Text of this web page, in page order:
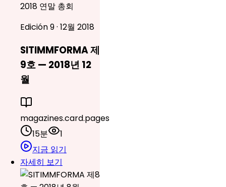
2018 연말 총회
Edición 9 · 12월 2018
SITIMMFORMA 제
9호 — 2018년 12
월
magazines.card.pages
15분
1
지금 읽기
자세히 보기